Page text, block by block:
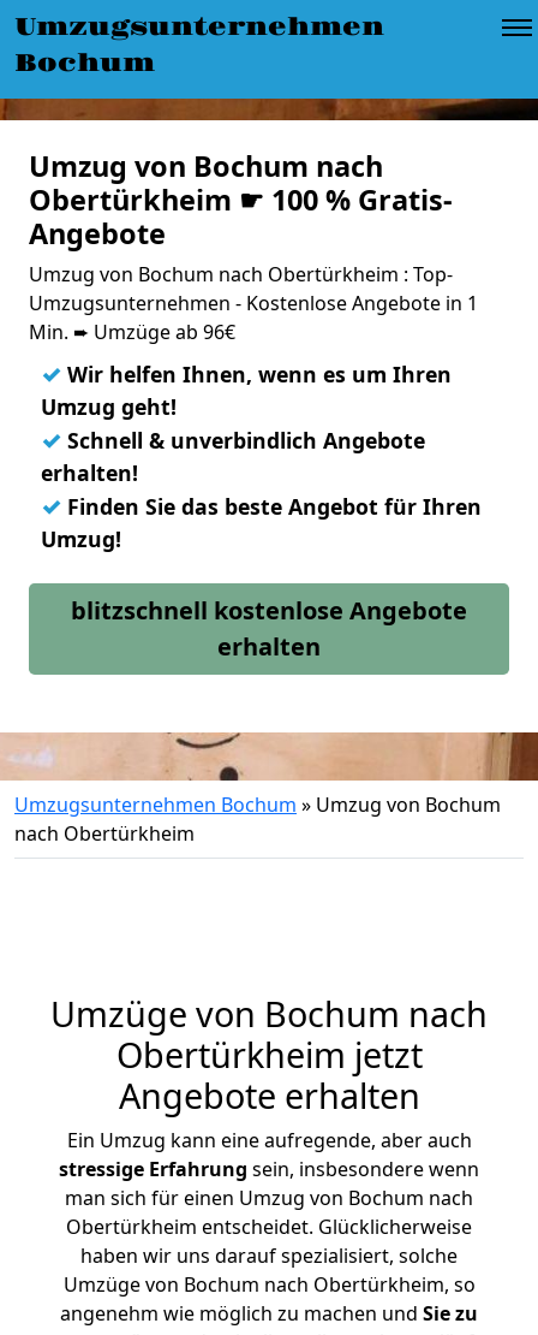
Umzugsunternehmen
Bochum
Umzug von Bochum nach
Obertürkheim ☛ 100 % Gratis-
Angebote
Umzug von Bochum nach Obertürkheim : Top-
Umzugsunternehmen - Kostenlose Angebote in 1
Min. ➨ Umzüge ab 96€
✓ Wir helfen Ihnen, wenn es um Ihren
Umzug geht!
✓ Schnell & unverbindlich Angebote
erhalten!
✓ Finden Sie das beste Angebot für Ihren
Umzug!
blitzschnell kostenlose Angebote
erhalten
Umzugsunternehmen Bochum » Umzug von Bochum
nach Obertürkheim
Umzüge von Bochum nach
Obertürkheim jetzt
Angebote erhalten
Ein Umzug kann eine aufregende, aber auch
stressige Erfahrung sein, insbesondere wenn
man sich für einen Umzug von Bochum nach
Obertürkheim entscheidet. Glücklicherweise
haben wir uns darauf spezialisiert, solche
Umzüge von Bochum nach Obertürkheim, so
angenehm wie möglich zu machen und Sie zu